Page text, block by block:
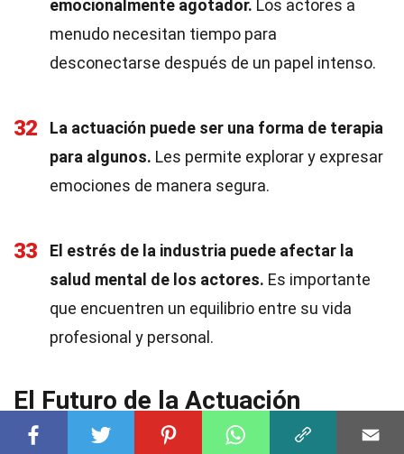
emocionalmente agotador. Los actores a
menudo necesitan tiempo para
desconectarse después de un papel intenso.
32
La actuación puede ser una forma de terapia
para algunos. Les permite explorar y expresar
emociones de manera segura.
33
El estrés de la industria puede afectar la
salud mental de los actores. Es importante
que encuentren un equilibrio entre su vida
profesional y personal.
El Futuro de la Actuación
La actuación sigue evolucionando, y el futuro